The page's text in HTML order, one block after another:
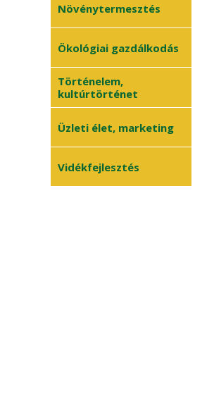
• Természetvédelem
Növénytermesztés
• Általános
• Kertészet
• Növényvédelem
• Szőlészet-borászat
Ökológiai gazdálkodás
Történelem,
kultúrtörténet
Üzleti élet, marketing
Vidékfejlesztés